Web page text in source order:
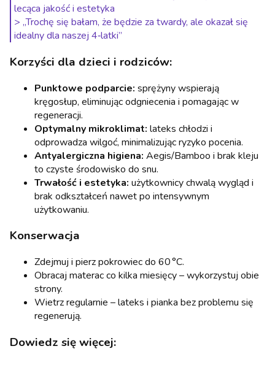
lecąca jakość i estetyka
> „Trochę się bałam, że będzie za twardy, ale okazał się
idealny dla naszej 4‑latki”
Korzyści dla dzieci i rodziców:
Punktowe podparcie: sprężyny wspierają
kręgosłup, eliminując odgniecenia i pomagając w
regeneracji.
Optymalny mikroklimat: lateks chłodzi i
odprowadza wilgoć, minimalizując ryzyko pocenia.
Antyalergiczna higiena: Aegis/Bamboo i brak kleju
to czyste środowisko do snu.
Trwałość i estetyka: użytkownicy chwalą wygląd i
brak odkształceń nawet po intensywnym
użytkowaniu.
Konserwacja
Zdejmuj i pierz pokrowiec do 60 °C.
Obracaj materac co kilka miesięcy – wykorzystuj obie
strony.
Wietrz regularnie – lateks i pianka bez problemu się
regenerują.
Dowiedz się więcej: